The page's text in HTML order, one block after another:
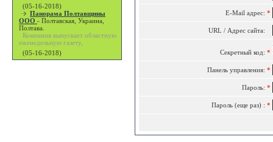
(05-16-2018)
Панорама Полтавщины
ООО - Полтавская, Украина,
Полтава.
Компания выпускает областную
еженедельную газету,
(05-16-2018)
E-Mail адрес: *
URL / Адрес сайта:
Секретный код: *
Панель управления: *
Пароль: *
Пароль (еще раз) : *